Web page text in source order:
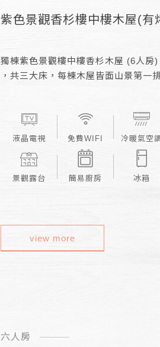
紫色景觀香杉樓中樓木屋(有
獨棟紫色景觀樓中樓香杉木屋 (6人房
，共三大床，每棟木屋皆面山景第一
液晶電視 免費WIFI 冷暖氣空調
景觀露台 簡易廚房 冰箱
view more
六人房